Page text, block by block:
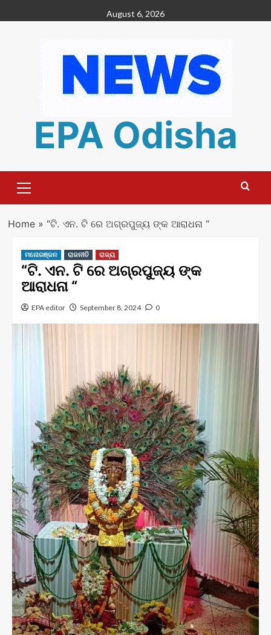
to
August 6, 2026
EPA Odisha
Menu
Home» “ଟି. ଏନ. ଟି ରେ ଅଗ୍ରପୁଜ୍ୟ ଙ୍କ ଆରାଧନା “
ମନୋରଞ୍ଜନ ରାଜନୀତି ରାଜ୍ୟ
“ଟି. ଏନ. ଟି ରେ ଅଗ୍ରପୁଜ୍ୟ ଙ୍କ
ଆରାଧନା “
EPA editor September 8, 2024 0